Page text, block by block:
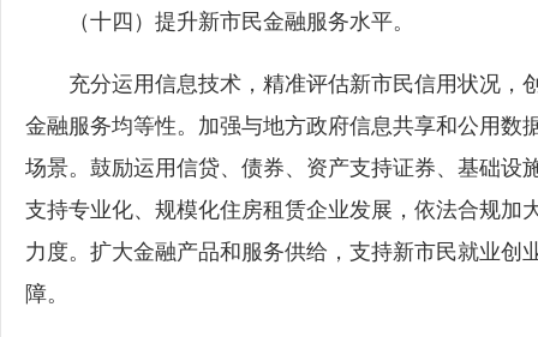
（十四）提升新市民金融服务水平。
充分运用信息技术，精准评估新市民信用状况，
金融服务均等性。加强与地方政府信息共享和公用数
场景。鼓励运用信贷、债券、资产支持证券、基础设
支持专业化、规模化住房租赁企业发展，依法合规加
力度。扩大金融产品和服务供给，支持新市民就业创
障。